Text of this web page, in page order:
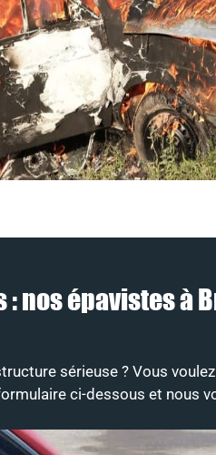
: nos épavistes à
sérieuse ? Vous
ci-dessous et nous